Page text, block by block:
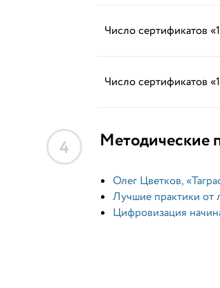
Число сертификатов
Число сертификатов
4 Методические
Олег Цветков,
Лучшие практики
Цифровизация